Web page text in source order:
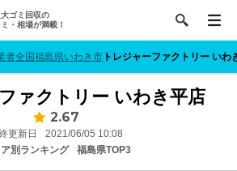
ゴミ回収の
・相場が満載！
者全国福島県いわき市 トレジャーファクトリー いわ
ァクトリー いわき平店
2.67
更新日
2021/06/05 10:08
別ランキング
福島県TOP3